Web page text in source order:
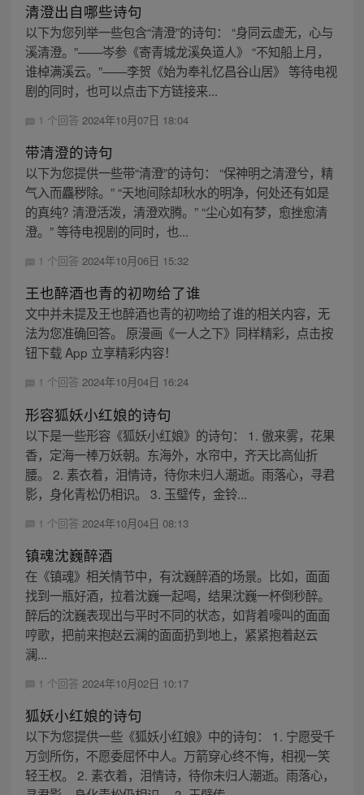
清澄出自哪些诗句
以下为您列举一些包含“清澄”的诗句： “身同云虚无，心与
溪清澄。”——岑参《寄青城龙溪奂道人》 “不知船上月，
谁棹满溪云。”——李贺《始为奉礼忆昌谷山居》 等待电视
剧的同时，也可以点击下方链接来...
1 个回答 2024年10月07日 18:04
带清澄的诗句
以下为您提供一些带“清澄”的诗句： “保神明之清澄兮，精
气入而麤秽除。” “天地间除却秋水的明净，何处还有如是
的真纯? 清澄活泼，清澄欢腾。” “尘心如有梦，愈挫愈清
澄。” 等待电视剧的同时，也...
1 个回答 2024年10月06日 15:32
王也醉酒也青的初吻给了谁
文中并未提及王也醉酒也青的初吻给了谁的相关内容，无
法为您准确回答。 原漫画《一人之下》同样精彩，点击按
钮下载 App 立享精彩内容！
1 个回答 2024年10月04日 16:24
形容狐妖小红娘的诗句
以下是一些形容《狐妖小红娘》的诗句： 1. 傲来雾，花果
香，定海一棒万妖朝。东海外，水帘中，齐天比高仙折
腰。 2. 素衣着，泪情诗，待你未归人潮逝。雨落心，寻君
影，身化青松仍相识。 3. 玉璧传，金铃...
1 个回答 2024年10月04日 08:13
镇魂沈巍醉酒
在《镇魂》相关情节中，有沈巍醉酒的场景。比如，面面
找到一瓶好酒，拉着沈巍一起喝，结果沈巍一杯倒秒醉。
醉后的沈巍表现出与平时不同的状态，如背着嚎叫的面面
哼歌，把前来抱赵云澜的面面扔到地上，紧紧抱着赵云
澜...
1 个回答 2024年10月02日 10:17
狐妖小红娘的诗句
以下为您提供一些《狐妖小红娘》中的诗句： 1. 宁愿受千
万剑所伤，不愿委屈怀中人。万箭穿心终不悔，相视一笑
轻王权。 2. 素衣着，泪情诗，待你未归人潮逝。雨落心，